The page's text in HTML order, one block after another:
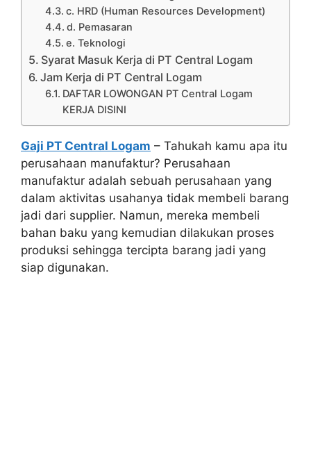
c. HRD (Human Resources Development)
d. Pemasaran
e. Teknologi
Syarat Masuk Kerja di PT Central Logam
Jam Kerja di PT Central Logam
DAFTAR LOWONGAN PT Central Logam
KERJA DISINI
Gaji PT Central Logam – Tahukah kamu apa itu
perusahaan manufaktur? Perusahaan
manufaktur adalah sebuah perusahaan yang
dalam aktivitas usahanya tidak membeli barang
jadi dari supplier. Namun, mereka membeli
bahan baku yang kemudian dilakukan proses
produksi sehingga tercipta barang jadi yang
siap digunakan.